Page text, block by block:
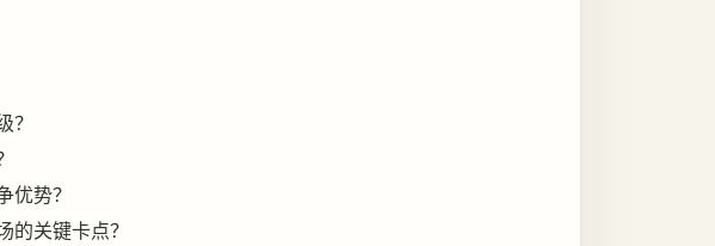
？
优势？
的关键卡点？